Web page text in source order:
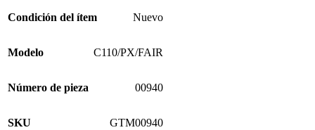
Condición del ítem Nuevo
Modelo C110/PX/FAIR
Número de pieza 00940
SKU GTM00940